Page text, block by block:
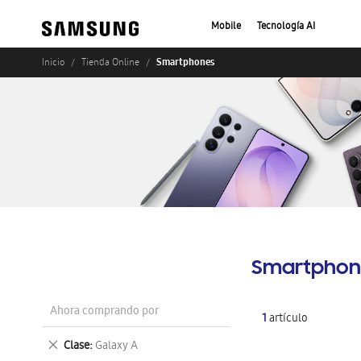
Mobile Tecnología AI
Inicio Tienda Online Smartphones
1artículo
Ahora comprando por
Clase Galaxy A
Eliminar